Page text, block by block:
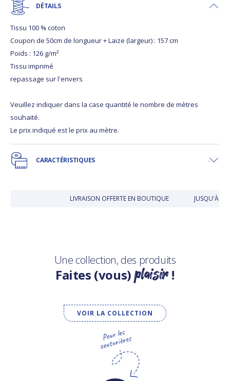
DÉTAILS
Tissu 100 % coton
Coupon de 50cm de longueur + Laize (largeur) : 157 cm
Poids : 126 g/m²
Tissu imprimé
repassage sur l'envers
Veuillez indiquer dans la case quantité le nombre de mètres
souhaité.
Le prix indiqué est le prix au mètre.
CARACTÉRISTIQUES
LIVRAISON OFFERTE EN BOUTIQUE JUSQU'À
Une collection, des produits
Faites (vous)plaisir!
VOIR LA COLLECTION